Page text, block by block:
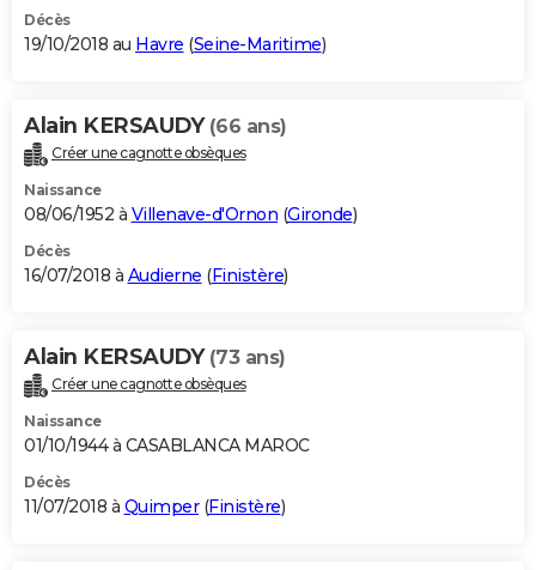
Décès
19/10/2018 au Havre (Seine-Maritime)
Alain KERSAUDY (66 ans)
Créer une cagnotte obsèques
Naissance
08/06/1952 à Villenave-d'Ornon (Gironde)
Décès
16/07/2018 à Audierne (Finistère)
Alain KERSAUDY (73 ans)
Créer une cagnotte obsèques
Naissance
01/10/1944 à CASABLANCA MAROC
Décès
11/07/2018 à Quimper(Finistère)